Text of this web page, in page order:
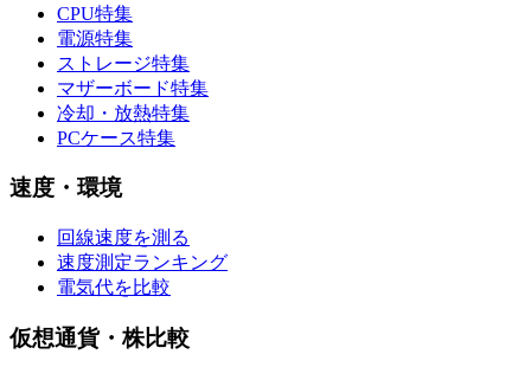
CPU特集
電源特集
ストレージ特集
マザーボード特集
冷却・放熱特集
PCケース特集
速度・環境
回線速度を測る
速度測定ランキング
電気代を比較
仮想通貨・株比較